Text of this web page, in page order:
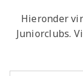
Hieronder
Juniorclubs.